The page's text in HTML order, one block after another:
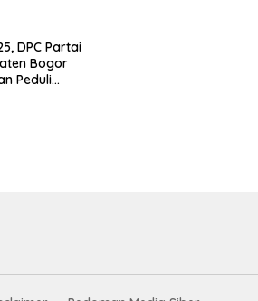
DPC Partai
Bogor
Peduli